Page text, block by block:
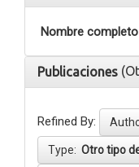
Nombre completo
Publicaciones
Refined By:
Type: Otro tipo